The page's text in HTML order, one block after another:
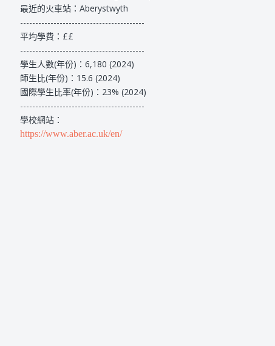
最近的火車站：Aberystwyth
-----------------------------------------
平均學費：££
-----------------------------------------
學生人數(年份)：6,180 (2024)
師生比(年份)：15.6 (2024)
國際學生比率(年份)：23% (2024)
-----------------------------------------
學校網站：
https://www.aber.ac.uk/en/